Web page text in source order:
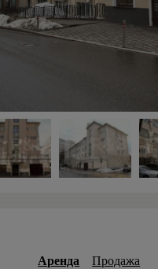
Аренда
Продажа